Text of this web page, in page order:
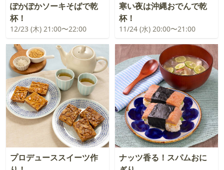
ぽかぽかソーキそばで乾
杯！
12/23 (木) 21:00〜22:00
寒い夜は沖縄おでんで乾
杯！
11/24 (水) 20:00〜21:00
プロデューススイーツ作
ナッツ香る！スパムおに